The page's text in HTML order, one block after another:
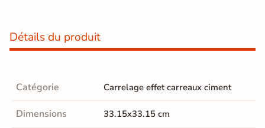
Détails du produit
Catégorie Carrelage effet carreaux ciment
Dimensions 33.15x33.15 cm